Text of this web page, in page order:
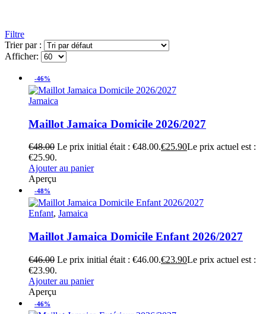
Filtre
Trier par :
Afficher:
-46%
Jamaica
Maillot Jamaica Domicile 2026/2027
€48.00 Le prix initial était : €48.00.€25.90Le prix actuel est :
€25.90.
Ajouter au panier
Aperçu
-48%
Enfant, Jamaica
Maillot Jamaica Domicile Enfant 2026/2027
€46.00 Le prix initial était : €46.00.€23.90Le prix actuel est :
€23.90.
Ajouter au panier
Aperçu
-46%